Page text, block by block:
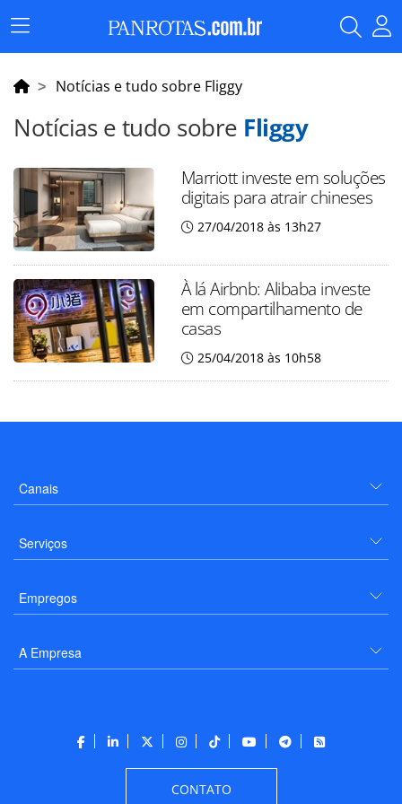
Menu
Principal
Notícias e tudo sobre Fliggy
Notícias e tudo sobre Fliggy
Marriott investe em soluções
digitais para atrair chineses
27/04/2018 às 13h27
À lá Airbnb: Alibaba investe
em compartilhamento de
casas
25/04/2018 às 10h58
Canais
Serviços
Empregos
A Empresa
CONTATO